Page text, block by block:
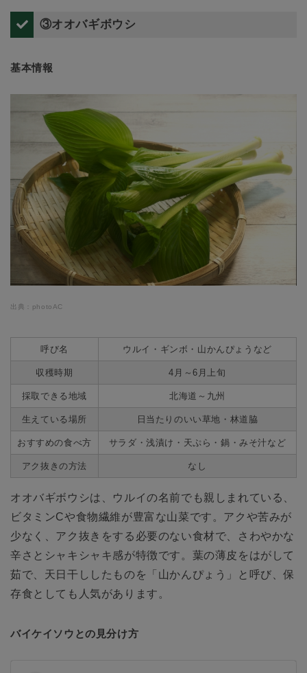
③オオバギボウシ
基本情報
出典：photoAC
呼び名 ウルイ・ギンボ・山かんぴょうなど
収穫時期 4月～6月上旬
採取できる地域 北海道～九州
生えている場所 日当たりのいい草地・林道脇
おすすめの食べ方 サラダ・浅漬け・天ぷら・鍋・みそ汁など
アク抜きの方法 なし
オオバギボウシは、ウルイの名前でも親しまれている、
ビタミンCや食物繊維が豊富な山菜です。アクや苦みが
少なく、アク抜きをする必要のない食材で、さわやかな
辛さとシャキシャキ感が特徴です。葉の薄皮をはがして
茹で、天日干ししたものを「山かんぴょう」と呼び、保
存食としても人気があります。
バイケイソウとの見分け方